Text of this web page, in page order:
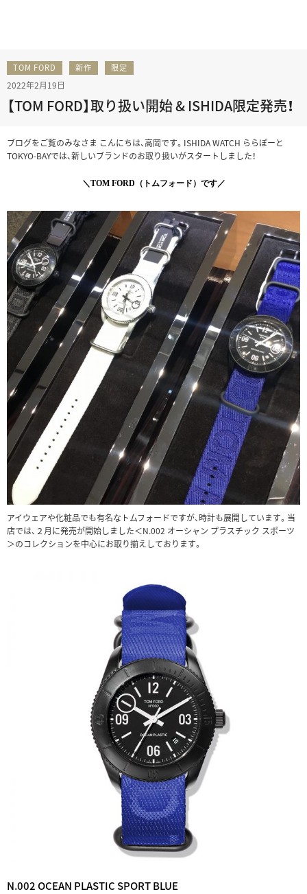
TOM FORD 新作 限定
2022年2月19日
【TOM FORD】取り扱い開始 & ISHIDA限定発売！
ブログをご覧のみなさま こんにちは、高岡です。ISHIDA WATCH ららぽーと
TOKYO-BAYでは、新しいブランドのお取り扱いがスタートしました！
＼TOM FORD（トムフォード）です／
アイウェアや化粧品でも有名なトムフォードですが、時計も展開しています。当
店では、２月に発売が開始しました＜N.002 オーシャン プラスチック スポーツ
＞のコレクションを中心にお取り揃えしております。
N.002 OCEAN PLASTIC SPORT BLUE